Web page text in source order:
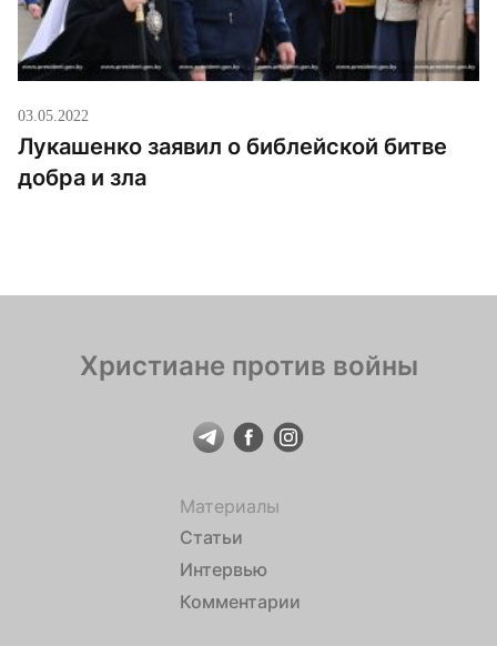
03.05.2022
Лукашенко заявил о библейской битве
добра и зла
Христиане против войны
Материалы
Статьи
Интервью
Комментарии